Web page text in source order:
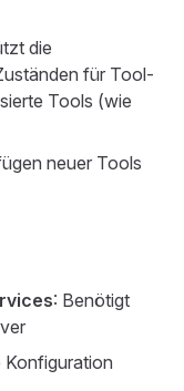
die
für Tool-
Tools (wie
neuer Tools
: Benötigt
Konfiguration